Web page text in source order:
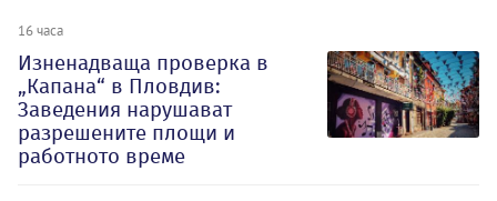
16 часа
Изненадваща проверка в
„Капана“ в Пловдив:
Заведения нарушават
разрешените площи и
работното време